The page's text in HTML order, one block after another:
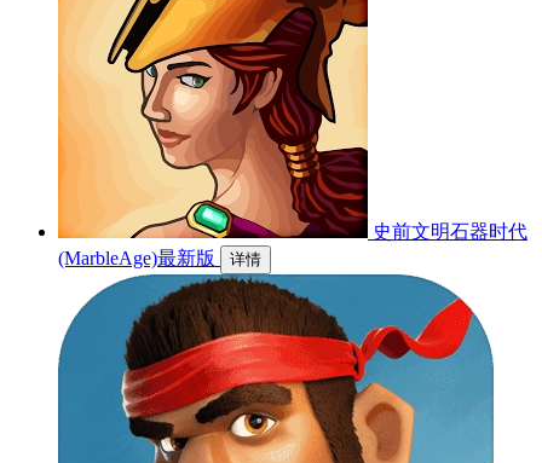
史前文明石器时代
(MarbleAge)最新版
详情